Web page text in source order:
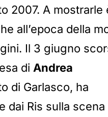
2007. A mostrarle
all’epoca della
Il 3 giugno
di Andrea
di Garlasco, ha
dai Ris sulla scena